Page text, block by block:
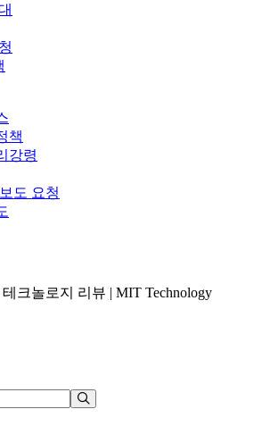
책
강령
도 요청
크놀로지 리뷰 | MIT Technology